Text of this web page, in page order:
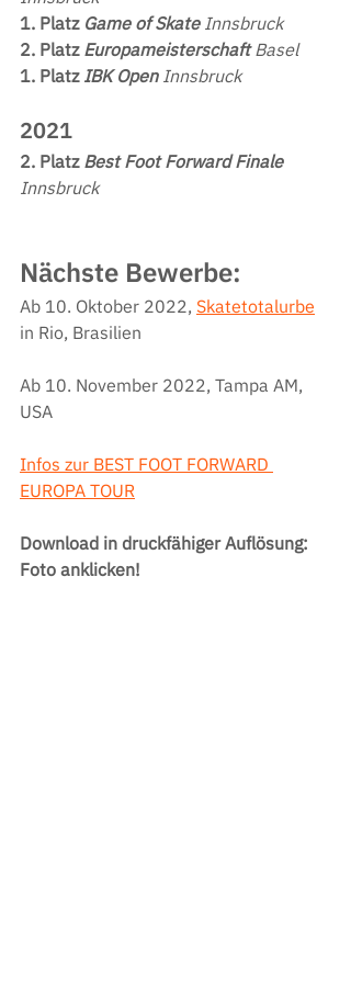
1. Platz Game of Skate Innsbruck
2. Platz Europameisterschaft Basel
1. Platz IBK Open Innsbruck
2021
2. Platz Best Foot Forward Finale
Innsbruck
Nächste Bewerbe:
Ab 10. Oktober 2022, Skatetotalurbe
in Rio, Brasilien
Ab 10. November 2022, Tampa AM,
USA
Infos zur BEST FOOT FORWARD
EUROPA TOUR
Download in druckfähiger Auflösung:
Foto anklicken!